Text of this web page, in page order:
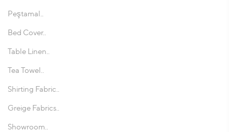
Peştamal..
Bed Cover..
Table Linen..
Tea Towel..
Shirting Fabric..
Greige Fabrics..
Showroom..